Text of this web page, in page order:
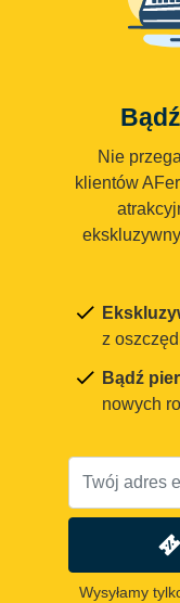
Nie
klientów
z
Bądź
nowych
Wysyłamy